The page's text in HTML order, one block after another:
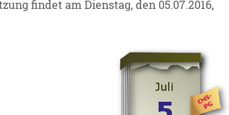
findet am Dienstag, den 05.07.2016,